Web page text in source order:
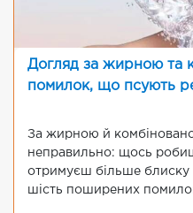
Догляд за жирною та
помилок, що псують
За жирною й
неправильно: щось
отримуєш більше блиску
шість поширених